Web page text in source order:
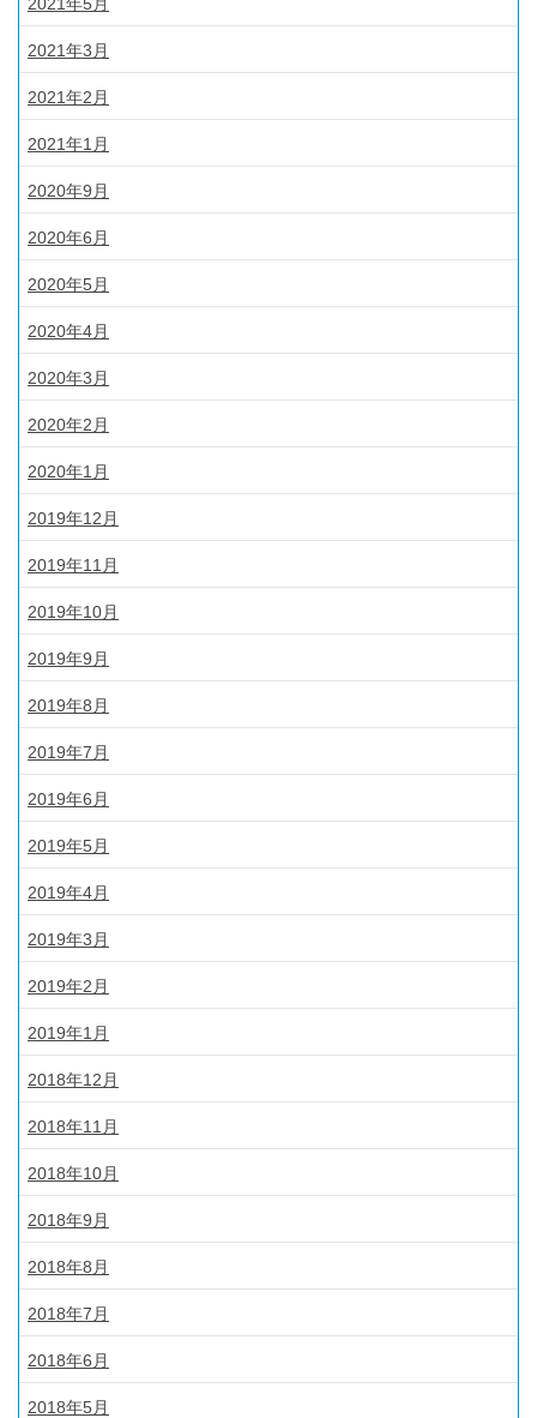
2021年3月
2021年2月
2021年1月
2020年9月
2020年6月
2020年5月
2020年4月
2020年3月
2020年2月
2020年1月
2019年12月
2019年11月
2019年10月
2019年9月
2019年8月
2019年7月
2019年6月
2019年5月
2019年4月
2019年3月
2019年2月
2019年1月
2018年12月
2018年11月
2018年10月
2018年9月
2018年8月
2018年7月
2018年6月
2018年5月